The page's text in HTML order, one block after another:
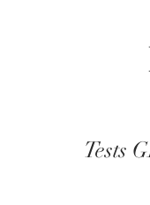
Tests